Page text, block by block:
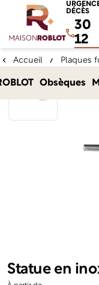
DÉCÈS
30
12
Obsèques
Accueil Plaques
Statue en